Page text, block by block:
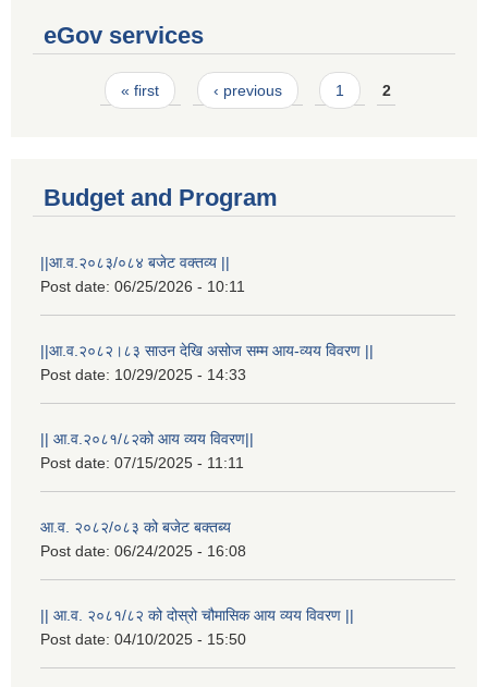
eGov services
Pages« first ‹ previous 1 2
Budget and Program
||आ.व.२०८३/०८४ बजेट वक्तव्य ||
Post date: 06/25/2026 - 10:11
||आ.व.२०८२।८३ साउन देखि असोज सम्म आय-व्यय विवरण ||
Post date: 10/29/2025 - 14:33
|| आ.व.२०८१/८२को आय व्यय विवरण||
Post date: 07/15/2025 - 11:11
आ.व. २०८२/०८३ को बजेट बक्तब्य
Post date: 06/24/2025 - 16:08
|| आ.व. २०८१/८२ को दोस्रो चौमासिक आय व्यय विवरण ||
Post date: 04/10/2025 - 15:50